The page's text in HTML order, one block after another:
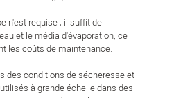
n'est requise ; il suffit de
et le média d'évaporation, ce
les coûts de maintenance.
des conditions de sécheresse et
à grande échelle dans des